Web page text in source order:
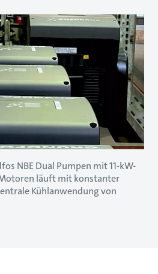
NBE Dual Pumpen mit 11-kW-
läuft mit konstanter
Kühlanwendung von